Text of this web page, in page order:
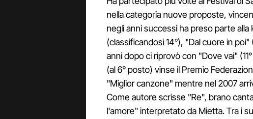
nella categoria nuove proposte,
negli anni successi ha preso parte
(classificandosi 14°), "Dal cuore in
anni dopo ci riprovò con "Dove vai"
(al 6° posto) vinse il Premio
"Miglior canzone" mentre nel 2007
Come autore scrisse "Re", brano
l'amore" interpretato da Mietta. Tra i